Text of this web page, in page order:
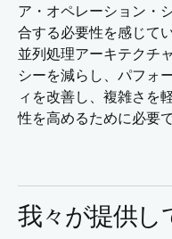
ア・オペレーション・
合する必要性を感じて
並列処理アーキテクチ
シーを減らし、パフォ
ィを改善し、複雑さを
性を高めるために必要で
我々が提供し